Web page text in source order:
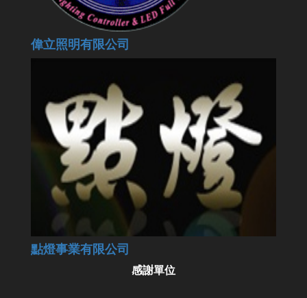
偉立照明有限公司
點燈事業有限公司
感謝單位